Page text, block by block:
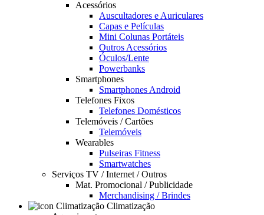
Acessórios
Auscultadores e Auriculares
Capas e Películas
Mini Colunas Portáteis
Outros Acessórios
Óculos/Lente
Powerbanks
Smartphones
Smartphones Android
Telefones Fixos
Telefones Domésticos
Telemóveis / Cartões
Telemóveis
Wearables
Pulseiras Fitness
Smartwatches
Serviços TV / Internet / Outros
Mat. Promocional / Publicidade
Merchandising / Brindes
Climatização